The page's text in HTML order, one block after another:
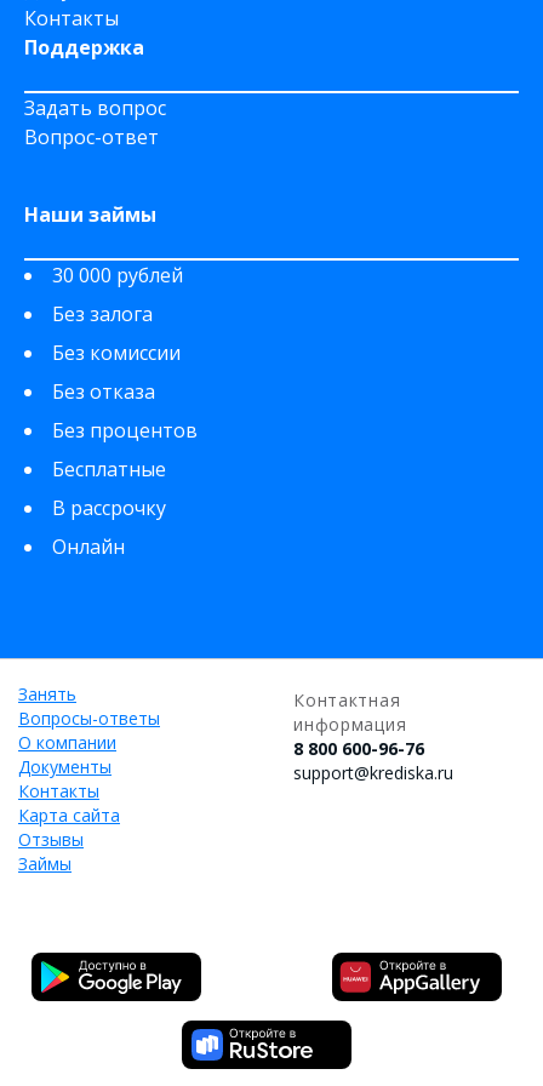
Контакты
Поддержка
Задать вопрос
Вопрос-ответ
Наши займы
30 000 рублей
Без залога
Без комиссии
Без отказа
Без процентов
Бесплатные
В рассрочку
Онлайн
Занять
Вопросы-ответы
О компании
Документы
Контакты
Карта сайта
Отзывы
Займы
Контактная
информация
8 800 600-96-76
support@krediska.ru